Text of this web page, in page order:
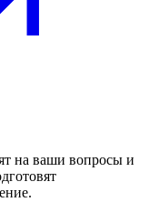
на ваши вопросы и